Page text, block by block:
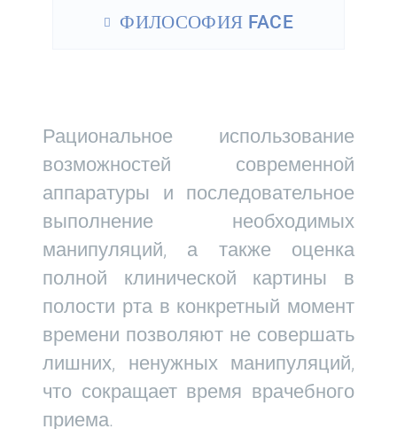
ФИЛОСОФИЯ FACE
Рациональное использование
возможностей современной
аппаратуры и последовательное
выполнение необходимых
манипуляций, а также оценка
полной клинической картины в
полости рта в конкретный момент
времени позволяют не совершать
лишних, ненужных манипуляций,
что сокращает время врачебного
приема.